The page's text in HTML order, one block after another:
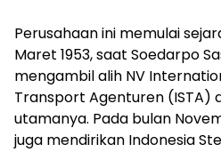
Perusahaan ini memulai
Maret 1953, saat Soedarpo
mengambil alih NV
Transport Agenturen (ISTA)
utamanya. Pada bulan
juga mendirikan Indonesia